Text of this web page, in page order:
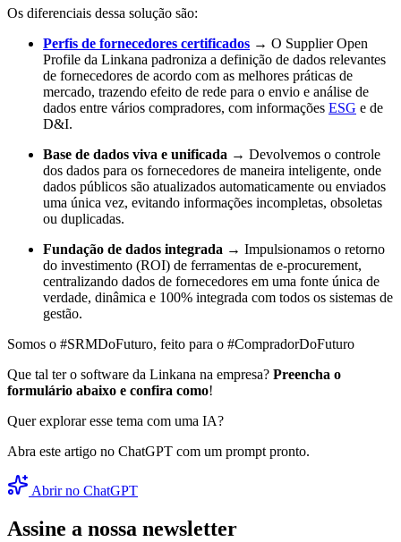
Os diferenciais dessa solução são:
Perfis de fornecedores certificados → O Supplier Open
Profile da Linkana padroniza a definição de dados relevantes
de fornecedores de acordo com as melhores práticas de
mercado, trazendo efeito de rede para o envio e análise de
dados entre vários compradores, com informações ESG e de
D&I.
Base de dados viva e unificada → Devolvemos o controle
dos dados para os fornecedores de maneira inteligente, onde
dados públicos são atualizados automaticamente ou enviados
uma única vez, evitando informações incompletas, obsoletas
ou duplicadas.
Fundação de dados integrada → Impulsionamos o retorno
do investimento (ROI) de ferramentas de e-procurement,
centralizando dados de fornecedores em uma fonte única de
verdade, dinâmica e 100% integrada com todos os sistemas de
gestão.
Somos o #SRMDoFuturo, feito para o #CompradorDoFuturo
Que tal ter o software da Linkana na empresa? Preencha o
formulário abaixo e confira como!
Quer explorar esse tema com uma IA?
Abra este artigo no ChatGPT com um prompt pronto.
Abrir no ChatGPT
Assine a nossa newsletter